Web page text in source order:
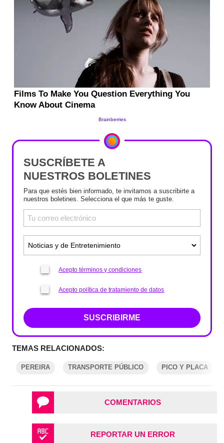
SUSCRÍBETE A
NUESTROS BOLETINES
Para que estés bien informado, te invitamos a suscribirte a
nuestros boletines. Selecciona el que más te guste.
Acepto términos y condiciones
Acepto política de tratamiento de datos
SUSCRIBIRME
TEMAS RELACIONADOS:
PEREIRA TRANSPORTE PÚBLICO PICO Y PLACA
COMENTARIOS
REPORTAR UN ERROR